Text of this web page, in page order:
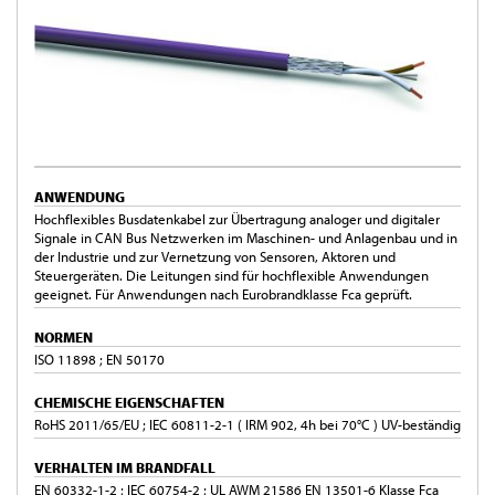
ANWENDUNG
Hochflexibles Busdatenkabel zur Übertragung analoger und digitaler
Signale in CAN Bus Netzwerken im Maschinen- und Anlagenbau und in
der Industrie und zur Vernetzung von Sensoren, Aktoren und
Steuergeräten. Die Leitungen sind für hochflexible Anwendungen
geeignet. Für Anwendungen nach Eurobrandklasse Fca geprüft.
NORMEN
ISO 11898 ; EN 50170
CHEMISCHE EIGENSCHAFTEN
RoHS 2011/65/EU ; IEC 60811-2-1 ( IRM 902, 4h bei 70°C ) UV-beständig
VERHALTEN IM BRANDFALL
EN 60332-1-2 ; IEC 60754-2 ; UL AWM 21586 EN 13501-6 Klasse Fca